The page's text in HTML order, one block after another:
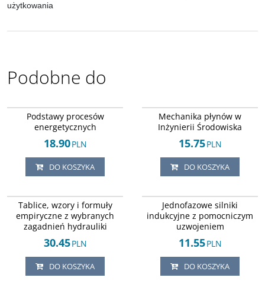
użytkowania
Podobne do
DOSTAWA EXPRESS
Podstawy procesów
energetycznych
18.90PLN
DO KOSZYKA
DOSTAWA EXPRESS
Mechanika płynów w
Inżynierii Środowiska
15.75PLN
DO KOSZYKA
DOSTAWA EXPRESS
Tablice, wzory i formuły
empiryczne z wybranych
zagadnień hydrauliki
30.45PLN
DO KOSZYKA
DOSTAWA EXPRESS
Jednofazowe silniki
indukcyjne z pomocniczym
uzwojeniem
11.55PLN
DO KOSZYKA